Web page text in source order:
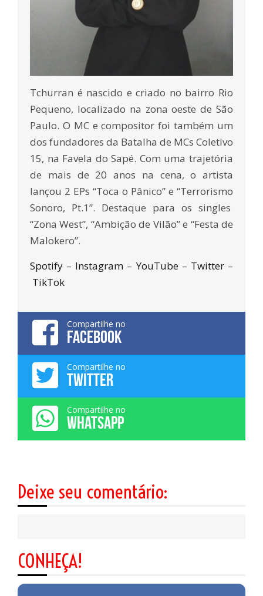
Tchurran é nascido e criado no bairro Rio
Pequeno, localizado na zona oeste de São
Paulo. O MC e compositor foi também um
dos fundadores da Batalha de MCs Coletivo
15, na Favela do Sapé. Com uma trajetória
de mais de 20 anos na cena, o artista
lançou 2 EPs “Toca o Pânico” e “Terrorismo
Sonoro, Pt.1”. Destaque para os singles
“Zona West”, “Ambição de Vilão” e “Festa de
Malokero”.
Spotify – Instagram –YouTube– Twitter–
TikTok
Compartilhe no
FACEBOOK
Compartilhe no
TWITTER
Compartilhe no
WHATSAPP
Deixe seu comentário:
CONHEÇA!